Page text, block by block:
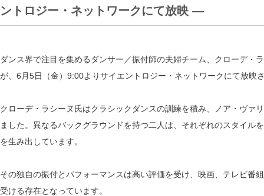
ントロジー・ネットワークにて放映 ―
ダンス界で注目を集めるダンサー／振付師の夫婦チーム、クローデ・
が、6月5日（金）9:00よりサイエントロジー・ネットワークにて放映
クローデ・ラシーヌ氏はクラシックダンスの訓練を積み、ノア・ヴァ
ました。異なるバックグラウンドを持つ二人は、それぞれのスタイル
を生み出しています。
その独自の振付とパフォーマンスは高い評価を受け、映画、テレビ番
受ける存在となっています。